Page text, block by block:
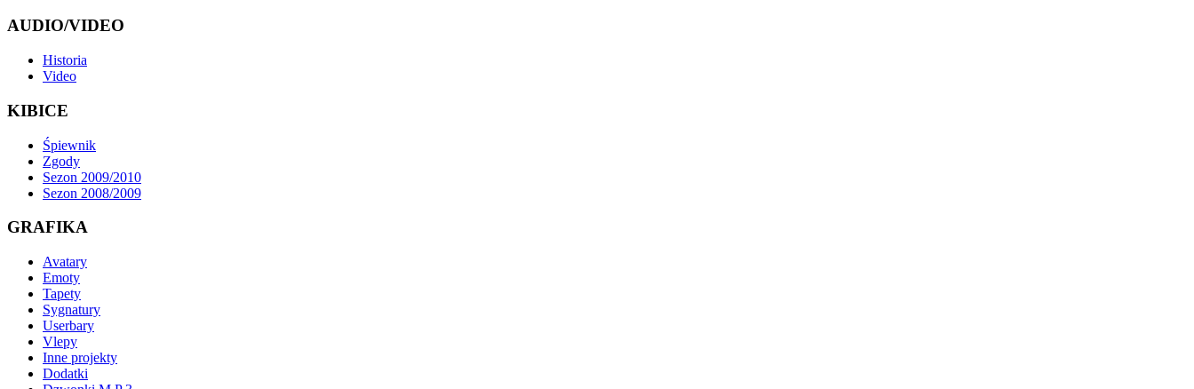
AUDIO/VIDEO
Historia
Video
KIBICE
Śpiewnik
Zgody
Sezon 2009/2010
Sezon 2008/2009
GRAFIKA
Avatary
Emoty
Tapety
Sygnatury
Userbary
Vlepy
Inne projekty
Dodatki